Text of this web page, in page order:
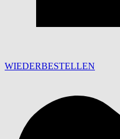
WIEDERBESTELLEN